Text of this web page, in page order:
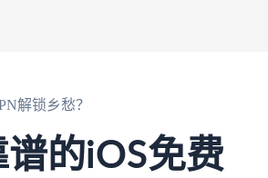
解锁乡愁？
的iOS免费